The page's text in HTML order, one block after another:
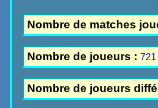
Nombre de matches
Nombre de joueurs :721
Nombre de joueurs